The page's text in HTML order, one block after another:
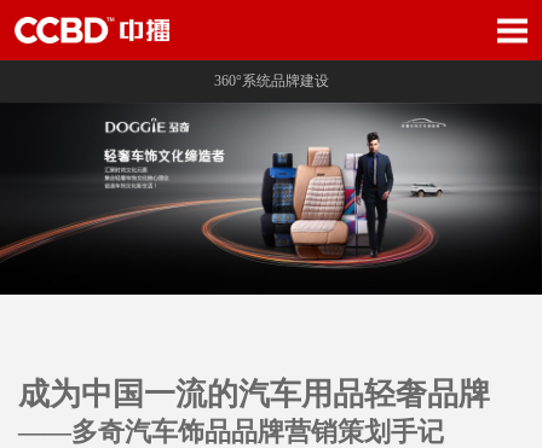
360°系统品牌建设
成为中国一流的汽车用品轻奢品牌
——多奇汽车饰品品牌营销策划手记